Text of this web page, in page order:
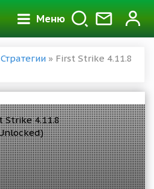
Меню
Стратегии » First Strike 4.11.8